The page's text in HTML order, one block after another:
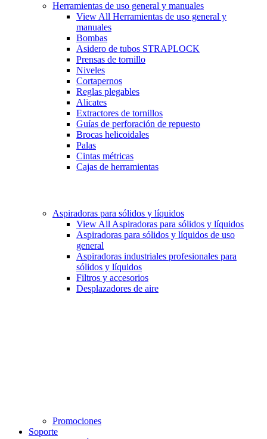
Herramientas de uso general y manuales
View All Herramientas de uso general y
manuales
Bombas
Asidero de tubos STRAPLOCK
Prensas de tornillo
Niveles
Cortapernos
Reglas plegables
Alicates
Extractores de tornillos
Guías de perforación de repuesto
Brocas helicoidales
Palas
Cintas métricas
Cajas de herramientas
Aspiradoras para sólidos y líquidos
View All Aspiradoras para sólidos y líquidos
Aspiradoras para sólidos y líquidos de uso
general
Aspiradoras industriales profesionales para
sólidos y líquidos
Filtros y accesorios
Desplazadores de aire
Promociones
Soporte